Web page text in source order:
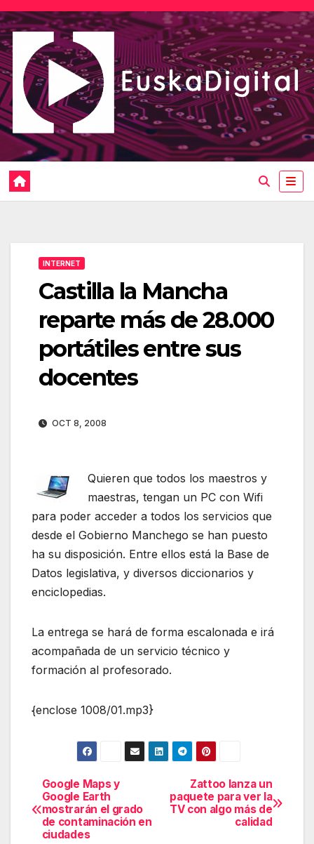
Saltar
al
contenido
INTERNET
Castilla la Mancha
reparte más de 28.000
portátiles entre sus
docentes
OCT 8, 2008
Quieren que todos los maestros y
maestras, tengan un PC con Wifi
para poder acceder a todos los servicios que
desde el Gobierno Manchego se han puesto
ha su disposición. Entre ellos está la Base de
Datos legislativa, y diversos diccionarios y
enciclopedias.
La entrega se hará de forma escalonada e irá
acompañada de un servicio técnico y
formación al profesorado.
{enclose 1008/01.mp3}
Navegación
de
Zattoo lanza un
paquete para ver la
TV con algo más de
calidad
Google Maps y
Google Earth
mostrarán el grado
de contaminación en
ciudades